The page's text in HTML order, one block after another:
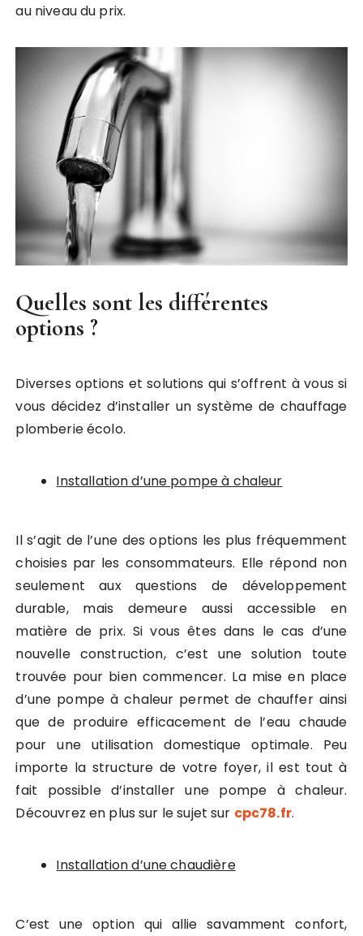
au niveau du prix.
Quelles sont les différentes
options ?
Diverses options et solutions qui s’offrent à vous si
vous décidez d’installer un système de chauffage
plomberie écolo.
Installation d’une pompe à chaleur
Il s’agit de l’une des options les plus fréquemment
choisies par les consommateurs. Elle répond non
seulement aux questions de développement
durable, mais demeure aussi accessible en
matière de prix. Si vous êtes dans le cas d’une
nouvelle construction, c’est une solution toute
trouvée pour bien commencer. La mise en place
d’une pompe à chaleur permet de chauffer ainsi
que de produire efficacement de l’eau chaude
pour une utilisation domestique optimale. Peu
importe la structure de votre foyer, il est tout à
fait possible d’installer une pompe à chaleur.
Découvrez en plus sur le sujet sur cpc78.fr.
Installation d’une chaudière
C’est une option qui allie savamment confort,